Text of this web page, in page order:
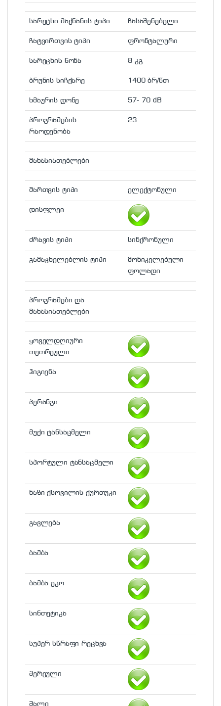
სარეცხი მაქნანის ტიპი ჩასაშენებელი
ჩატვირთვის ტიპი ფრონტალური
სარეცხის წონა 8 კგ
ბრუნის სიჩქარე 1400 ბრ/წთ
ხმაურის დონე 57- 70 dB
პროგრამების
რაოდენობა
23
მახასიათებლები
მართვის ტიპი ელექტონული
დისფლეი
ძრავის ტიპი სინქრონული
გამაცხელებლის ტიპი
მონიკელებული
ფოლადი
პროგრამები და
მახასიათებლები
ყოველდღიური
თეთრეული
ჰიგიენა
პერანგი
მუქი ტანსაცმელი
სპორტული ტანსაცმელი
ნაზი ქსოვილის ქურთუკი
გავლება
ბამბა
ბამბა ეკო
სინთეტიკა
სუპერ სწრაფი რეცხვა
შერეული
შალი